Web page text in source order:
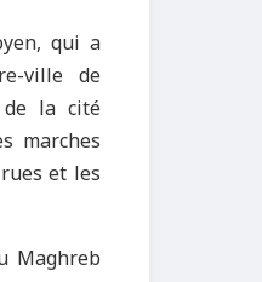
qui a
ville de
la cité
marches
et les
Maghreb